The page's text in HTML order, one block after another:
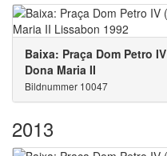
Baixa: Praça Dom Petro
Dona Maria II
Bildnummer 10047
2013